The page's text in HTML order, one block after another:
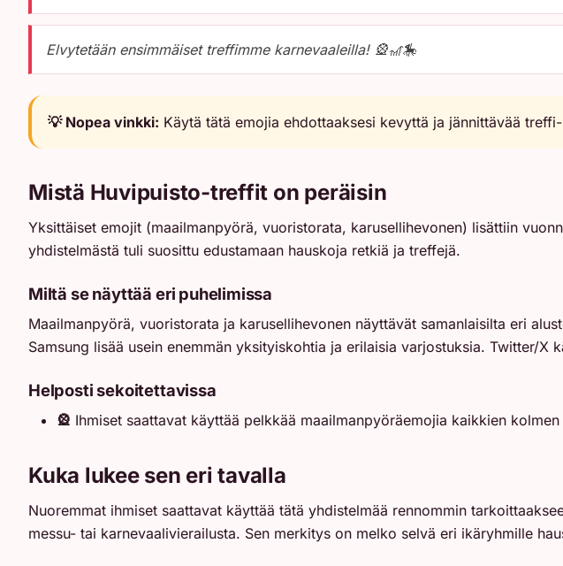
Elvytetään ensimmäiset treffimme karnevaaleilla! 🎡🎢🎠
💡 Nopea vinkki: Käytä tätä emojia ehdottaaksesi kevyttä ja jännittävää
Mistä Huvipuisto-treffit on peräisin
Yksittäiset emojit (maailmanpyörä, vuoristorata, karusellihevonen) lisättiin
yhdistelmästä tuli suosittu edustamaan hauskoja retkiä ja treffejä.
Miltä se näyttää eri puhelimissa
Maailmanpyörä, vuoristorata ja karusellihevonen näyttävät samanlaisilta eri
Samsung lisää usein enemmän yksityiskohtia ja erilaisia varjostuksia. Twitter/
Helposti sekoitettavissa
🎡 Ihmiset saattavat käyttää pelkkää maailmanpyöräemojia kaikkien
Kuka lukee sen eri tavalla
Nuoremmat ihmiset saattavat käyttää tätä yhdistelmää rennommin
messu- tai karnevaalivierailusta. Sen merkitys on melko selvä eri ikäryhmille